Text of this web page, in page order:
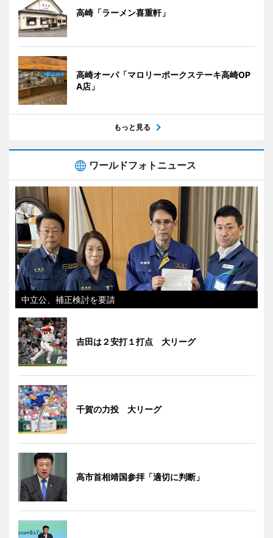
高崎「ラーメン喜重軒」
高崎オーパ「マロリーポークステーキ高崎OP
A店」
もっと見る
ワールドフォトニュース
中立公、補正検討を要請
吉田は２安打１打点 大リーグ
千賀の力投 大リーグ
高市首相靖国参拝「適切に判断」